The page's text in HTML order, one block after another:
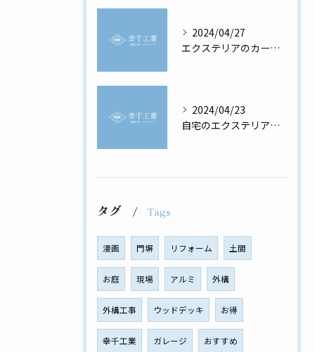
2024/04/27
エクステリアのカーポートの必要性と選び方
2024/04/23
自宅のエクステリアを最高に美しく
タグ Tags
漫画 門塀 リフォーム 土間
お庭 現場 アルミ 外構
外構工事 ウッドデッキ お得
幸千工業 ガレージ おすすめ